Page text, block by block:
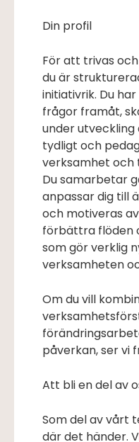
Din profil
För att trivas
du är
initiativrik. Du
frågor framåt,
under
tydligt och
verksamhet och
Du samarbetar
anpassar dig till
och motiveras
förbättra flöden
som gör verklig
verksamheten
Om du vill
påverkan, ser vi
Att bli en del av
Som del av vårt
där det händer.